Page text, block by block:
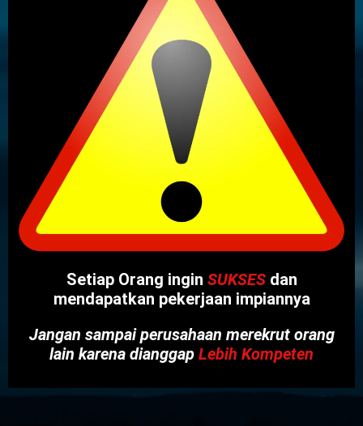
Setiap Orang ingin SUKSES dan
mendapatkan pekerjaan impiannya
Jangan sampai perusahaan merekrut orang
lain karena dianggap Lebih Kompeten